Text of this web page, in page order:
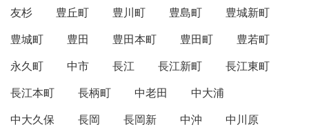
友杉
豊丘町 豊川町 豊島町
豊城新町
豊城町
豊田 豊田本町 豊田町
豊若町
永久町
中市 長江 長江新町
長江東町
長江本町
長柄町 中老田
中大浦
中大久保
長岡 長岡新 中沖
中川原